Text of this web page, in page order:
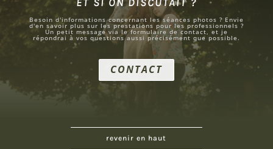
Besoin d'informations concernant les séances photos ? Envie
d'en savoir plus sur les prestations pour les professionnels ?
Un petit message via le formulaire de contact, et je
répondrai à vos questions aussi précisément que possible.
CONTACT
revenir en haut